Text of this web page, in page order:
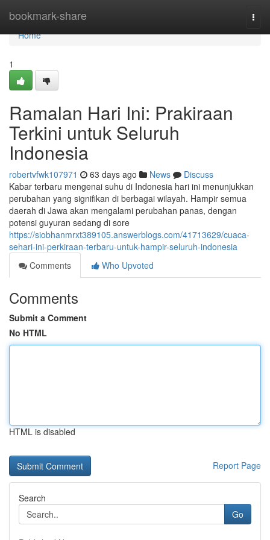
bookmark-share
Home
Home
1
Ramalan Hari Ini: Prakiraan
Terkini untuk Seluruh
Indonesia
robertvfwk107971 63 days ago News
Discuss
Kabar terbaru mengenai suhu di Indonesia hari ini menunjukkan
perubahan yang signifikan di berbagai wilayah. Hampir semua
daerah di Jawa akan mengalami perubahan panas, dengan
potensi guyuran sedang di sore
https://siobhanmrxt389105.answerblogs.com/41713629/cuaca-
sehari-ini-perkiraan-terbaru-untuk-hampir-seluruh-indonesia
Comments
Who Upvoted
Comments
Submit a Comment
No HTML
HTML is disabled
Report Page
Search
Go